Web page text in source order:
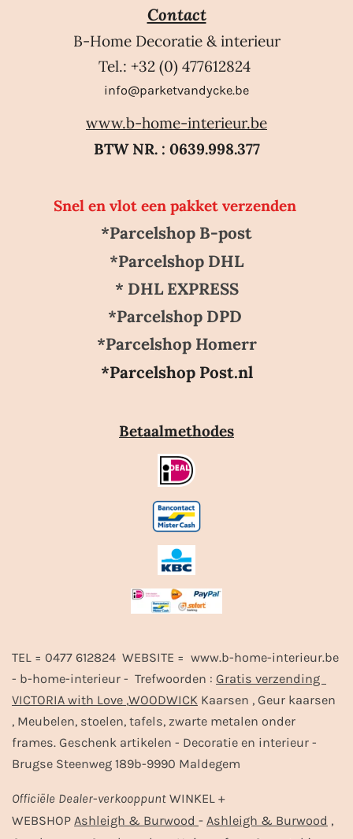
Contact
B-Home Decoratie & interieur
Tel.: +32 (0) 477612824
info@parketvandycke.be
www.b-home-interieur.be
BTW NR. : 0639.998.377
Snel en vlot een pakket verzenden
*Parcelshop B-post
*Parcelshop DHL
* DHL EXPRESS
*Parcelshop DPD
*Parcelshop Homerr
*Parcelshop Post.nl
Betaalmethodes
TEL = 0477 612824 WEBSITE = www.b-home-interieur.be
- b-home-interieur - Trefwoorden : Gratis verzending
VICTORIA with Love ,WOODWICK Kaarsen , Geur kaarsen
, Meubelen, stoelen, tafels, zwarte metalen onder
frames. Geschenk artikelen - Decoratie en interieur -
Brugse Steenweg 189b-9990 Maldegem
Officiële Dealer-verkooppunt WINKEL +
WEBSHOP Ashleigh & Burwood - Ashleigh & Burwood ,